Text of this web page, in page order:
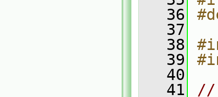
   36
   37
   38
   39
   40
   41
//